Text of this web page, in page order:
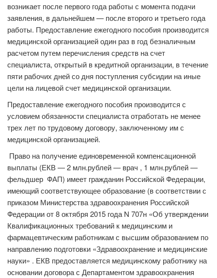
возникает после первого года работы с момента подачи
заявления, в дальнейшем — после второго и третьего года
работы. Предоставление ежегодного пособия производится
медицинской организацией один раз в год безналичным
расчетом путем перечисления средств на счет
специалиста, открытый в кредитной организации, в течение
пяти рабочих дней со дня поступления субсидии на иные
цели на лицевой счет медицинской организации.
Предоставление ежегодного пособия производится с
условием обязанности специалиста отработать не менее
трех лет по трудовому договору, заключенному им с
медицинской организацией.
Право на получение единовременной компенсационной
выплаты (ЕКВ — 2 млн.рублей — врач , 1 млн.рублей —
фельдшер ФАП) имеет гражданин Российской Федерации,
имеющий соответствующее образование (в соответствии с
приказом Министерства здравоохранения Российской
Федерации от 8 октября 2015 года N 707н «Об утверждении
Квалификационных требований к медицинским и
фармацевтическим работникам с высшим образованием по
направлению подготовки «Здравоохранение и медицинские
науки» . ЕКВ предоставляется медицинскому работнику на
основании договора с Департаментом здравоохранения